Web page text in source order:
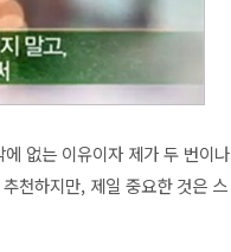
없는 이유이자 제가 두 번이나
천하지만, 제일 중요한 것은 스